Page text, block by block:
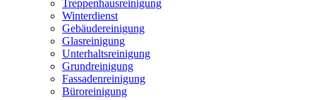
Treppenhausreinigung
Winterdienst
Gebäudereinigung
Glasreinigung
Unterhaltsreinigung
Grundreinigung
Fassadenreinigung
Büroreinigung